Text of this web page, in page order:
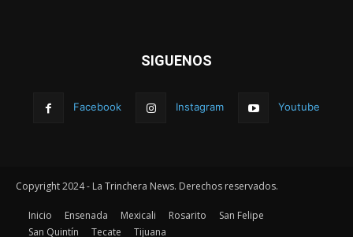
SIGUENOS
Facebook Instagram Youtube
Copyright 2024 - La Trinchera News. Derechos reservados.
Inicio Ensenada Mexicali Rosarito
San Felipe
San Quintín
Tecate Tijuana